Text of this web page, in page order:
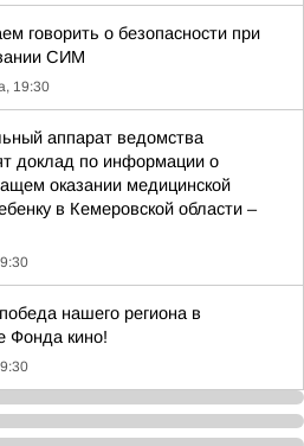
говорить о безопасности при
СИМ
19:30
аппарат ведомства
доклад по информации о
оказании медицинской
в Кемеровской области –
нашего региона в
Фонда кино!